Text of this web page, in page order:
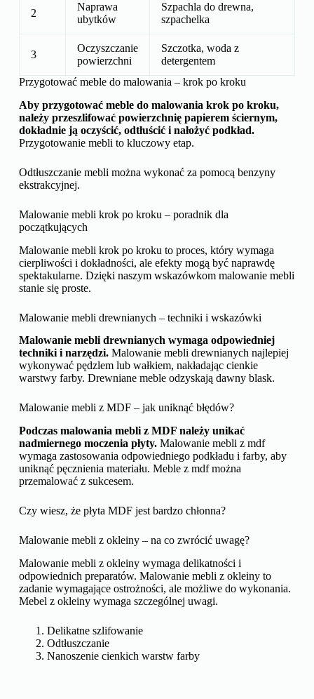
2
Naprawa
ubytków
Szpachla do drewna,
szpachelka
3
Oczyszczanie
powierzchni
Szczotka, woda z
detergentem
Przygotować meble do malowania – krok po kroku
Aby przygotować meble do malowania krok po kroku,
należy przeszlifować powierzchnię papierem ściernym,
dokładnie ją oczyścić, odtłuścić i nałożyć podkład.
Przygotowanie mebli to kluczowy etap.
Odtłuszczanie mebli można wykonać za pomocą benzyny
ekstrakcyjnej.
Malowanie mebli krok po kroku – poradnik dla
początkujących
Malowanie mebli krok po kroku to proces, który wymaga
cierpliwości i dokładności, ale efekty mogą być naprawdę
spektakularne. Dzięki naszym wskazówkom malowanie mebli
stanie się proste.
Malowanie mebli drewnianych – techniki i wskazówki
Malowanie mebli drewnianych wymaga odpowiedniej
techniki i narzędzi.Malowanie mebli drewnianych najlepiej
wykonywać pędzlem lub wałkiem, nakładając cienkie
warstwy farby. Drewniane meble odzyskają dawny blask.
Malowanie mebli z MDF – jak uniknąć błędów?
Podczas malowania mebli z MDF należy unikać
nadmiernego moczenia płyty.Malowanie mebli z mdf
wymaga zastosowania odpowiedniego podkładu i farby, aby
uniknąć pęcznienia materiału. Meble z mdf można
przemalować z sukcesem.
Czy wiesz, że płyta MDF jest bardzo chłonna?
Malowanie mebli z okleiny – na co zwrócić uwagę?
Malowanie mebli z okleiny wymaga delikatności i
odpowiednich preparatów. Malowanie mebli z okleiny to
zadanie wymagające ostrożności, ale możliwe do wykonania.
Mebel z okleiny wymaga szczególnej uwagi.
Delikatne szlifowanie
Odtłuszczanie
Nanoszenie cienkich warstw farby